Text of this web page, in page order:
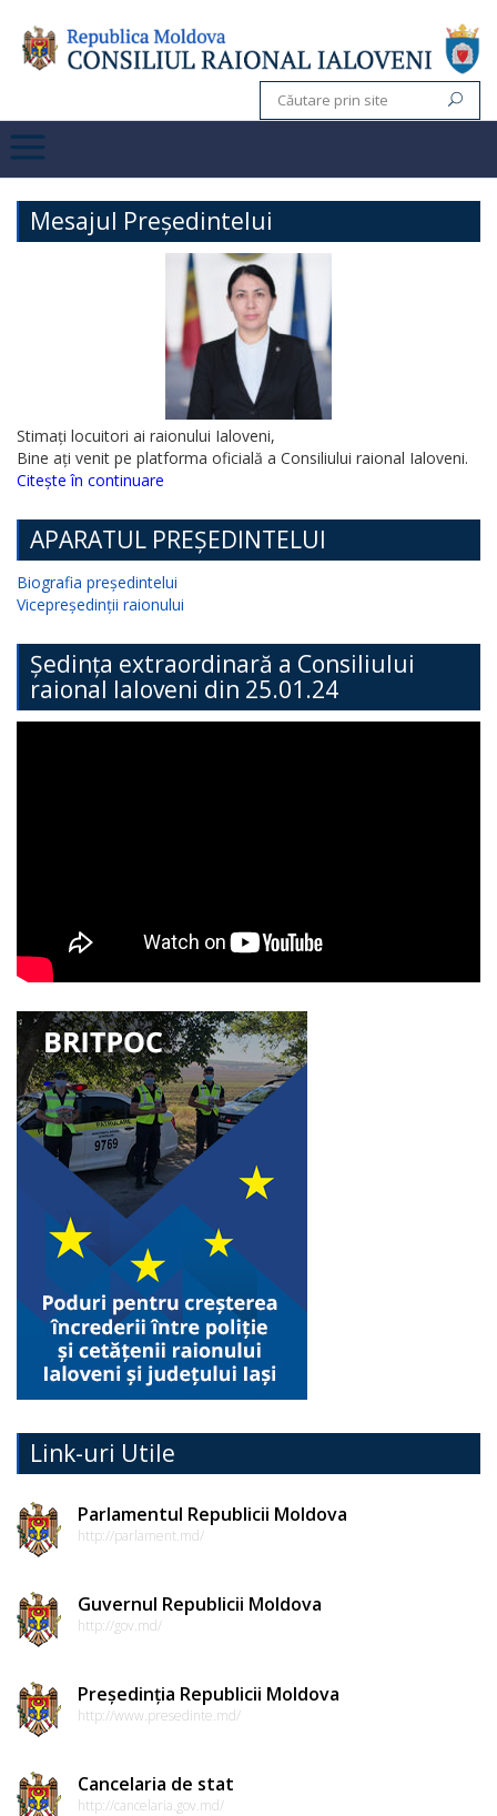
Mesajul Președintelui
Stimați locuitori ai raionului Ialoveni,
Bine ați venit pe platforma oficială a Consiliului raional Ialoveni.
Citește în continuare
APARATUL PREȘEDINTELUI
Biografia președintelui
Vicepreședinții raionului
Ședința extraordinară a Consiliului
raional Ialoveni din 25.01.24
Link-uri Utile
Parlamentul Republicii Moldova
http://parlament.md/
Guvernul Republicii Moldova
http://gov.md/
Președinția Republicii Moldova
http://www.presedinte.md/
Cancelaria de stat
http://cancelaria.gov.md/